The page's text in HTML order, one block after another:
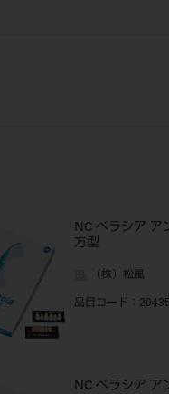
NC ベラシア
方型
（株）松風
品目コード ：
NC ベラシア